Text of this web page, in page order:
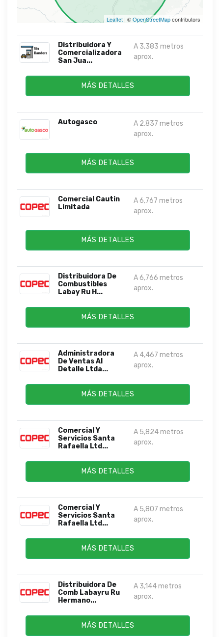
Leaflet | ©OpenStreetMapcontributors
Distribuidora Y
Comercializadora
San Jua...
A 3,383 metros
aprox.
MÁS DETALLES
Autogasco
A 2,837 metros
aprox.
MÁS DETALLES
Comercial Cautin
Limitada
A 6,767 metros
aprox.
MÁS DETALLES
Distribuidora De
Combustibles
Labay Ru H...
A 6,766 metros
aprox.
MÁS DETALLES
Administradora
De Ventas Al
Detalle Ltda...
A 4,467 metros
aprox.
MÁS DETALLES
Comercial Y
Servicios Santa
Rafaella Ltd...
A 5,824 metros
aprox.
MÁS DETALLES
Comercial Y
Servicios Santa
Rafaella Ltd...
A 5,807 metros
aprox.
MÁS DETALLES
Distribuidora De
Comb Labayru Ru
Hermano...
A 3,144 metros
aprox.
MÁS DETALLES